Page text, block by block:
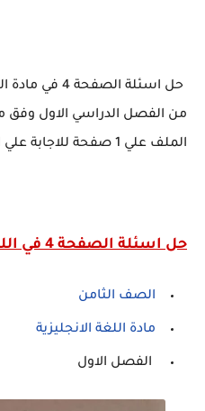
حل اسئلة
من الفصل الدراسي الاول وفق
الملف علي 1 صفحة للاجابة علي اسئلة الانشطة.
حل اسئلة الصفحة 4 في اللغة الانجليزية :;
الصف الثامن
مادة اللغة الانجليزية
الفصل الاول